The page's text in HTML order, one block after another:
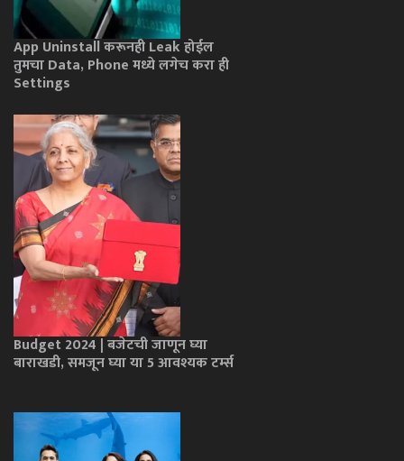
App Uninstall करूनही Leak होईल
तुमचा Data, Phone मध्ये लगेच करा ही
Settings
Budget 2024 | बजेटची जाणून घ्या
बाराखडी, समजून घ्या या 5 आवश्यक टर्म्स